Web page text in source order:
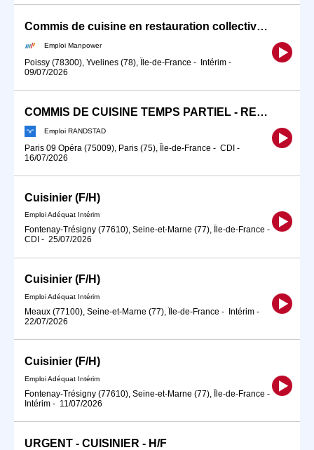
Commis de cuisine en restauration collective (H/F)
Emploi Manpower
Poissy (78300), Yvelines (78), Île-de-France - Intérim -
09/07/2026
COMMIS DE CUISINE TEMPS PARTIEL - RESTAURATION RAPIDE (F/H)
Emploi RANDSTAD
Paris 09 Opéra (75009), Paris (75), Île-de-France - CDI -
16/07/2026
Cuisinier (F/H)
Emploi Adéquat Intérim
Fontenay-Trésigny (77610), Seine-et-Marne (77), Île-de-France -
CDI - 25/07/2026
Cuisinier (F/H)
Emploi Adéquat Intérim
Meaux (77100), Seine-et-Marne (77), Île-de-France - Intérim -
22/07/2026
Cuisinier (F/H)
Emploi Adéquat Intérim
Fontenay-Trésigny (77610), Seine-et-Marne (77), Île-de-France -
Intérim - 11/07/2026
URGENT - CUISINIER - H/F